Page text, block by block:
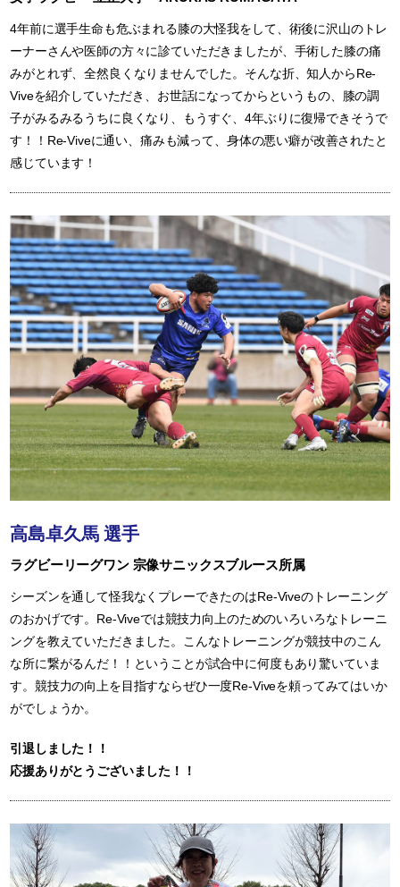
4年前に選手生命も危ぶまれる膝の大怪我をして、術後に沢山のトレ
ーナーさんや医師の方々に診ていただきましたが、手術した膝の痛
みがとれず、全然良くなりませんでした。そんな折、知人からRe-
Viveを紹介していただき、お世話になってからというもの、膝の調
子がみるみるうちに良くなり、もうすぐ、4年ぶりに復帰できそうで
す！！Re-Viveに通い、痛みも減って、身体の悪い癖が改善されたと
感じています！
高島卓久馬 選手
ラグビーリーグワン 宗像サニックスブルース所属
シーズンを通して怪我なくプレーできたのはRe-Viveのトレーニング
のおかげです。Re-Viveでは競技力向上のためのいろいろなトレーニ
ングを教えていただきました。こんなトレーニングが競技中のこん
な所に繋がるんだ！！ということが試合中に何度もあり驚いていま
す。競技力の向上を目指すならぜひ一度Re-Viveを頼ってみてはいか
がでしょうか。
引退しました！！
応援ありがとうございました！！